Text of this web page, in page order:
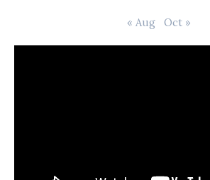
« Aug Oct »